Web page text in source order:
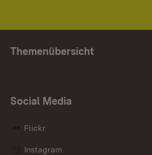
Themenübersicht
Social Media
Flickr
Instagram